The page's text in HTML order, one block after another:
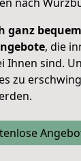
ganz
, die
Ihnen sind.
zu